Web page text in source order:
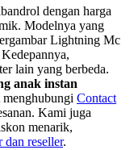
dengan harga
Modelnya yang
Lightning Mc
lain yang berbeda.
anak instan
Contact
Kami juga
menarik,
reseller.